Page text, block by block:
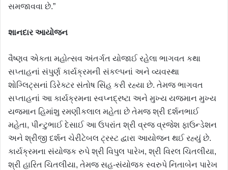
સમજાવવા છે.”
શાનદારઆયોજન
વૈષ્ણવ એકતા મહોત્સવ અંતર્ગત યોજાઈ રહેલા ભાગવત કથા
સપ્તાહનાં સંપુર્ણ કાર્યક્રમની સંકલ્પનાં અને વ્યવસ્થા
શોગ્લિટ્સનાં ડિરેક્ટર સંતોષ સિંહ કરી રહ્યા છે. તેમજ ભાગવત
સપ્તાહનાં આ કાર્યક્રમના સ્વપ્નદ્રષ્ટા અને મુખ્ય યજમાન મુખ્ય
યજમાન હિમાંશુ રમણીકલાલ મહેતા છે તેમજ શ્રી દર્શનભાઈ
મહેતા, પીન્ટુભાઈ દેસાઈ આ ઉપરાંત શ્રી વ્રજ વ્રજેશ ફાઉન્ડેશન
અને શ્રીજી દર્શન ચેરીટેબલ ટ્રસ્ટ દ્વારા આયોજન થઈ રહ્યું છે.
કાર્યક્રમના સંયોજક રુપે શ્રી વિપુલ પારેખ, શ્રી વિરલ ચિતલીયા,
શ્રી હારિત ચિતલીયા, તેમજ સહ-સંયોજક સ્વરુપે નિતાબેન પારેખ